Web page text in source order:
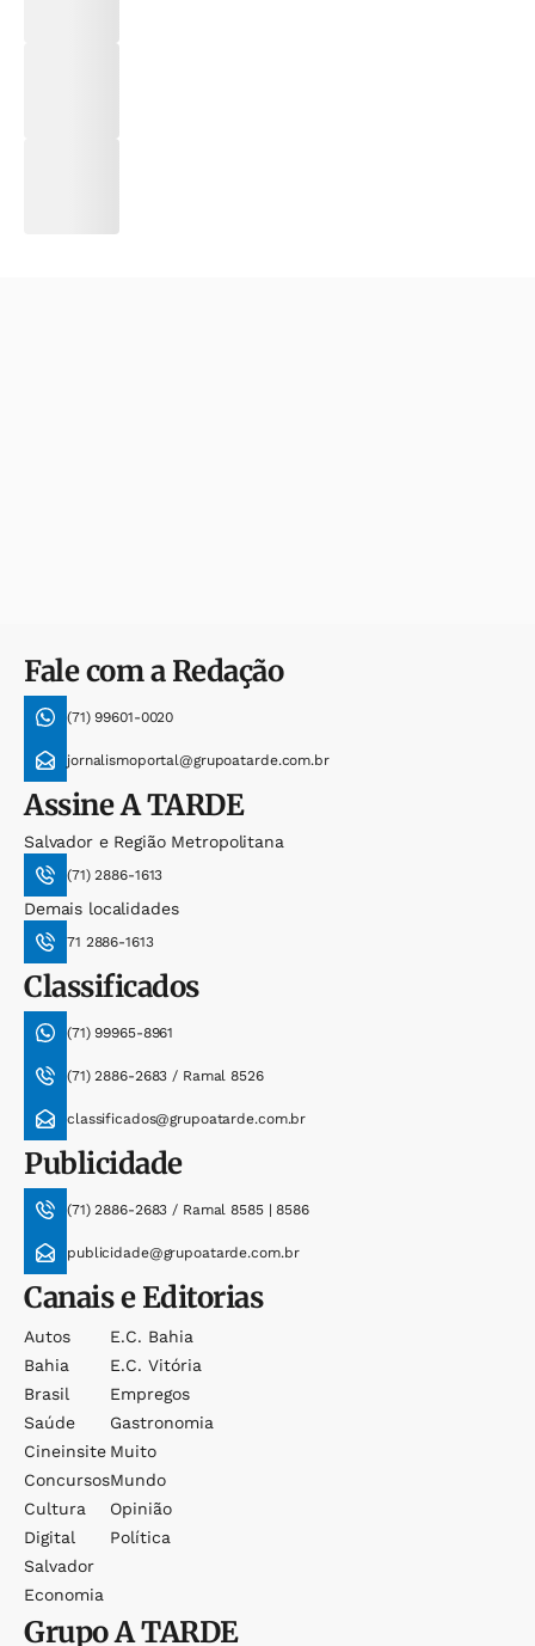
Fale com a Redação
(71) 99601-0020
jornalismoportal@grupoatarde.com.br
AssineA TARDE
Salvador e Região Metropolitana
(71) 2886-1613
Demais localidades
71 2886-1613
Classificados
(71) 99965-8961
(71) 2886-2683 / Ramal 8526
classificados@grupoatarde.com.br
Publicidade
(71) 2886-2683 / Ramal 8585 | 8586
publicidade@grupoatarde.com.br
Canais e Editorias
Autos
Bahia
Brasil
Saúde
Cineinsite
Concursos
Cultura
Digital
Salvador
Economia
E.c. Bahia
E.c. Vitória
Empregos
Gastronomia
Muito
Mundo
Opinião
Política
GrupoA TARDE